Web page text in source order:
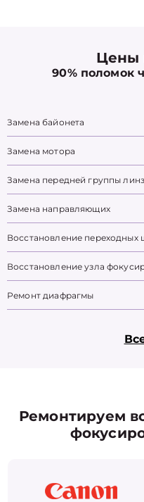
Цены
90% поломок
Замена байонета
Замена мотора
Замена передней группы линз
Замена направляющих
Восстановление переходных
Восстановление узла
Ремонт диафрагмы
Ремонтируем